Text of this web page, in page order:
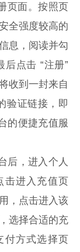
页面。按照页
全强度较高的
息，阅读并勾
点击 “注册”
收到一封来自
验证链接，即
的便捷充值服
后，进入个人
击进入充值页
，点击进入该
选择合适的充
付方式选择页